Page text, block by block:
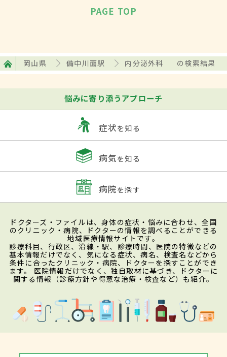
PAGE TOP
岡山県 備中川面駅 内分泌外科 の検索結果
悩みに寄り添うアプローチ
症状を知る
病気を知る
病院を探す
ドクターズ・ファイルは、身体の症状・悩みに合わせ、全国
のクリニック・病院、ドクターの情報を調べることができる
地域医療情報サイトです。
診療科目、行政区、沿線・駅、診療時間、医院の特徴などの
基本情報だけでなく、気になる症状、病名、検査名などから
条件に合ったクリニック・病院、ドクターを探すことができ
ます。 医院情報だけでなく、独自取材に基づき、ドクターに
関する情報（診療方針や得意な治療・検査など）も紹介。